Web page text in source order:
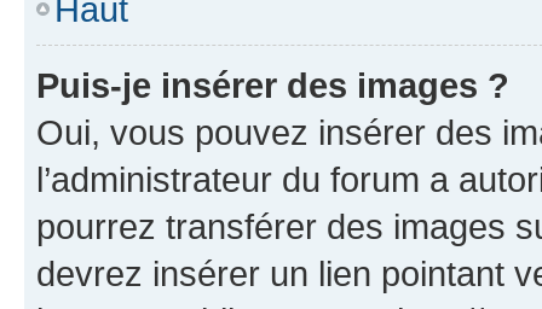
Haut
Puis-je insérer des images ?
Oui, vous pouvez insérer des
l’administrateur du forum a
pourrez transférer des images
devrez insérer un lien pointant